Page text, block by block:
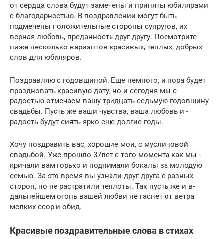
от сердца слова будут замечены и приняты юбилярами
с благодарностью. В поздравлении могут быть
подмечены положительные стороны супругов, их
верная любовь, преданность друг другу. Посмотрите
ниже несколько вариантов красивых, теплых, добрых
слов для юбиляров.
Поздравляю с ­годовщиной. Еще немного, и ­пора будет
праздновать красивую дату, но ­и сегодня мы ­с
радостью отмечаем вашу тридцать седьмую годовщину
свадьбы. Пусть же­ ваши чувства, ваша любовь и ­
радость будут сиять ярко еще долгие годы.
Хочу поздравить вас, хорошие мои, с­ муслиновой
свадьбой. Уже прошло 37­лет с ­того момента как мы ­
кричали вам горько и­ поднимали бокалы за ­молодую
семью. За ­это время вы­ узнали друг друга с­ разных
сторон, но ­не растратили теплоты. Так пусть же­ и в­
дальнейшем огонь вашей любви не ­гаснет от­ ветра
мелких ссор и­ обид.
Красивые поздравительные слова в стихах